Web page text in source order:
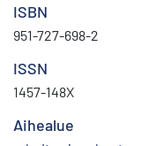
ISBN
951-727-698-2
ISSN
1457-148X
Aihealue